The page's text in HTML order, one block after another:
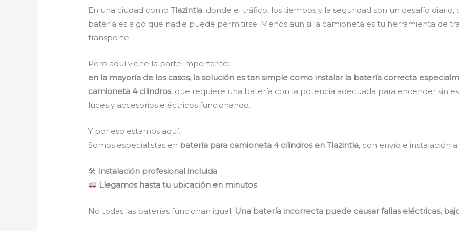
En una ciudad comoTlazintla, donde el tráfico, los tiempos y la seguridad son un desafío
batería es algo que nadie puede permitirse. Menos aún si la camioneta es tu herramienta de
transporte.
Pero aquí viene la parte importante:
en la mayoría de los casos, la solución es tan simple como instalar la batería correcta
camioneta 4 cilindros, que requiere una batería con la potencia adecuada para encender sin
luces y accesorios eléctricos funcionando.
Y por eso estamos aquí.
Somos especialistas en batería para camioneta 4 cilindros en Tlazintla, con envío e instalación
🛠 Instalación profesional incluida
Llegamos hasta tu ubicación en minutos
No todas las baterías funcionan igual. Una batería incorrecta puede causar fallas eléctricas,